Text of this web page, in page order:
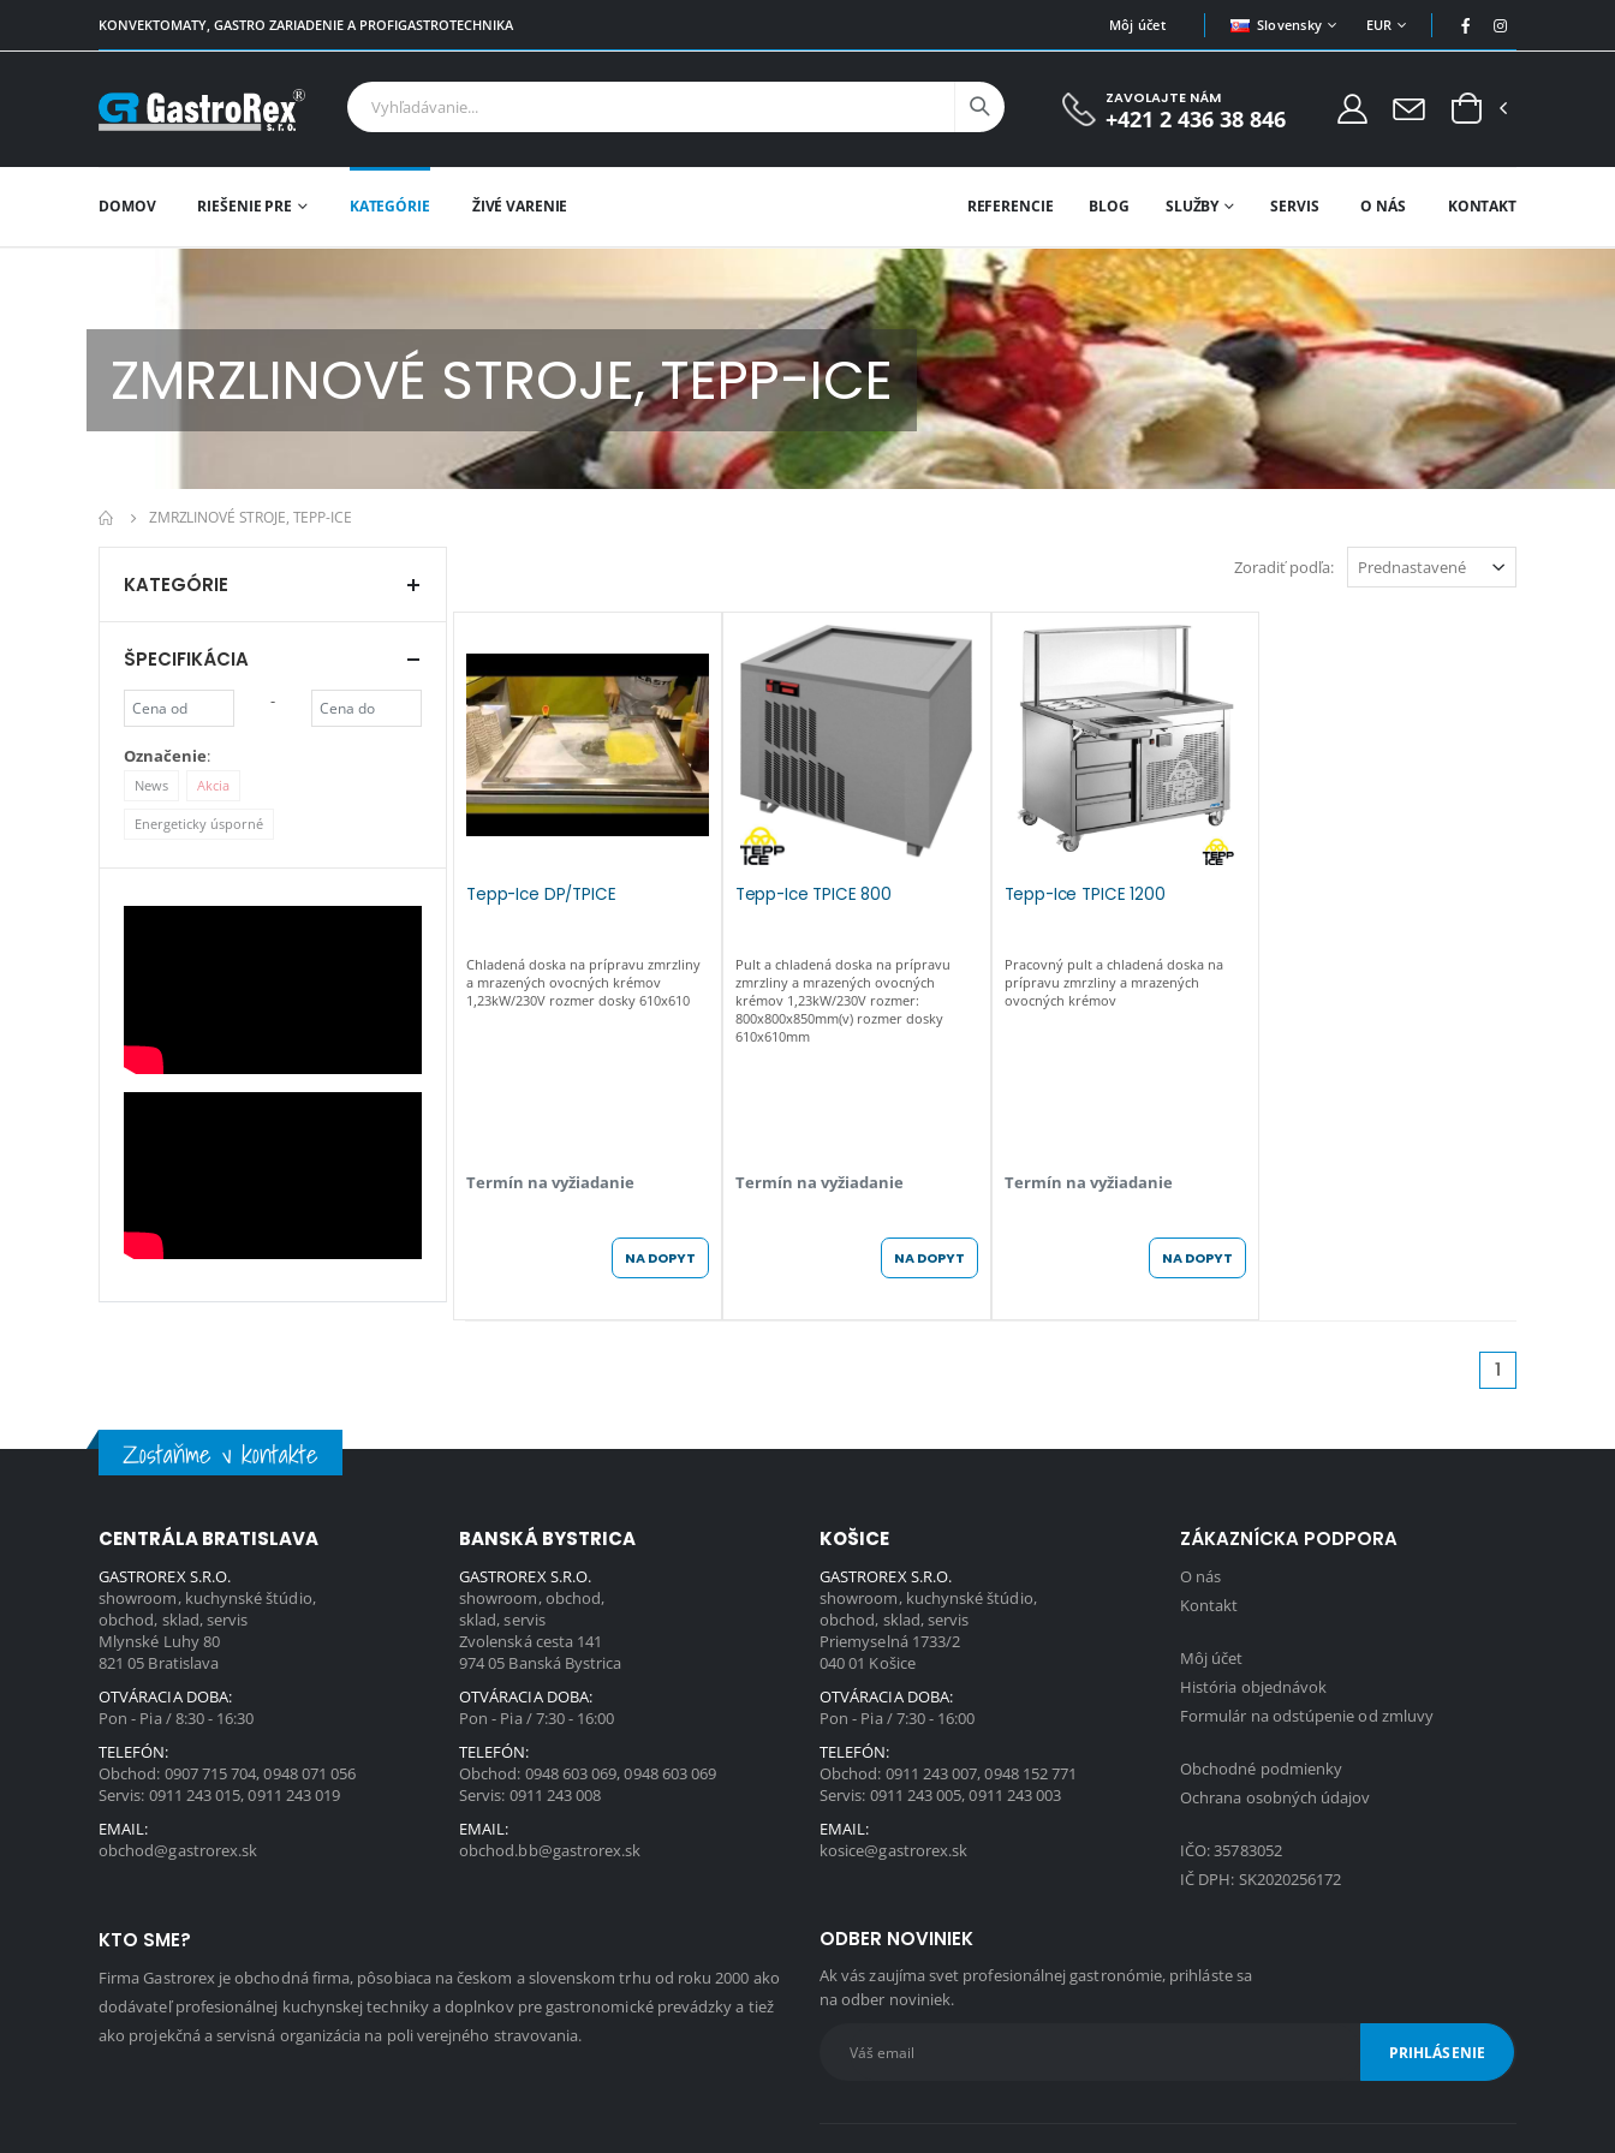
KONVEKTOMATY, GASTRO ZARIADENIE A PROFIGASTROTECHNIKA Môj účet Slovensky EUR
ZAVOLAJTE NÁM
+421 2 436 38 846
DOMOV RIEŠENIE PRE KATEGÓRIE ŽIVÉ VARENIE KONTAKT
O NÁS
SERVIS
SLUŽBY
BLOG
REFERENCIE
ZMRZLINOVÉ STROJE, TEPP-ICE
ZMRZLINOVÉ STROJE, TEPP-ICE
Zoradiť podľa:
Tepp-Ice DP/TPICE
Chladená doska na prípravu zmrzliny
a mrazených ovocných krémov
1,23kW/230V rozmer dosky 610x610
Termín na vyžiadanie
NA DOPYT
Tepp-Ice TPICE 800
Pult a chladená doska na prípravu
zmrzliny a mrazených ovocných
krémov 1,23kW/230V rozmer:
800x800x850mm(v) rozmer dosky
610x610mm
Termín na vyžiadanie
NA DOPYT
Tepp-Ice TPICE 1200
Pracovný pult a chladená doska na
prípravu zmrzliny a mrazených
ovocných krémov
Termín na vyžiadanie
NA DOPYT
1
KATEGÓRIE
ŠPECIFIKÁCIA
-
Označenie:
News Akcia
Energeticky úsporné
Zostaňme v kontakte
CENTRÁLA BRATISLAVA
GASTROREX S.R.O.
showroom, kuchynské štúdio,
obchod, sklad, servis
Mlynské Luhy 80
821 05 Bratislava
OTVÁRACIA DOBA:
Pon - Pia / 8:30 - 16:30
TELEFÓN:
Obchod: 0907 715 704,0948 071 056
Servis: 0911 243 015,0911 243 019
EMAIL:
obchod@gastrorex.sk
BANSKÁ BYSTRICA
GASTROREX S.R.O.
showroom, obchod,
sklad, servis
Zvolenská cesta 141
974 05 Banská Bystrica
OTVÁRACIA DOBA:
Pon - Pia / 7:30 - 16:00
TELEFÓN:
Obchod: 0948 603 069,0948 603 069
Servis: 0911 243 008
EMAIL:
obchod.bb@gastrorex.sk
KOŠICE
GASTROREX S.R.O.
showroom, kuchynské štúdio,
obchod, sklad, servis
Priemyselná 1733/2
040 01 Košice
OTVÁRACIA DOBA:
Pon - Pia / 7:30 - 16:00
TELEFÓN:
Obchod: 0911 243 007,0948 152 771
Servis: 0911 243 005,0911 243 003
EMAIL:
kosice@gastrorex.sk
ZÁKAZNÍCKA PODPORA
O nás
Kontakt
Môj účet
História objednávok
Formulár na odstúpenie od zmluvy
Obchodné podmienky
Ochrana osobných údajov
IČO: 35783052
IČ DPH: SK2020256172
KTO SME?
Firma Gastrorex je obchodná firma, pôsobiaca na českom a slovenskom trhu od roku 2000 ako
dodávateľ profesionálnej kuchynskej techniky a doplnkov pre gastronomické prevádzky a tiež
ako projekčná a servisná organizácia na poli verejného stravovania.
ODBER NOVINIEK
Ak vás zaujíma svet profesionálnej gastronómie, prihláste sa
na odber noviniek.